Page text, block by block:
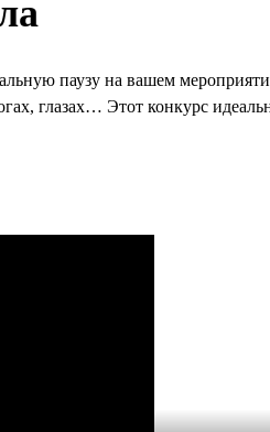
паузу на вашем
глазах… Этот конкурс